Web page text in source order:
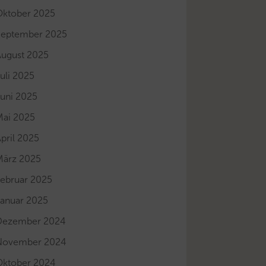
2025
2025
2025
2025
2025
2025
2025
2025
2025
2025
2024
2024
2024